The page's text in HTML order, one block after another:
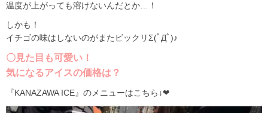
温度が上がっても溶けないんだとか…！
しかも！
イチゴの味はしないのがまたビックリΣ(ﾟДﾟ)♪
〇見た目も可愛い！
気になるアイスの価格は？
『KANAZAWA ICE』のメニューはこちら↓❤